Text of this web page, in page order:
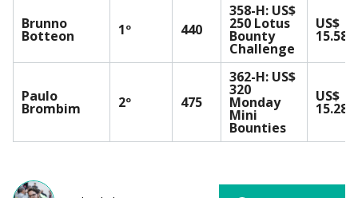
Brunno
Botteon 1º 440
358-H: US$
250 Lotus
Bounty
Challenge
US$
15.580
Paulo
Brombim 2º 475
362-H: US$
320
Monday
Mini
Bounties
US$
15.283